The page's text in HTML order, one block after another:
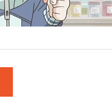
:堀江由衣
ズ構成:待田堂子／キャラク